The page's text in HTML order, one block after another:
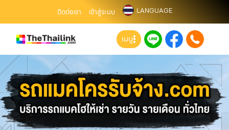
ติดต่อเรา เข้าสู่ระบบ LANGUAGE
เมนู